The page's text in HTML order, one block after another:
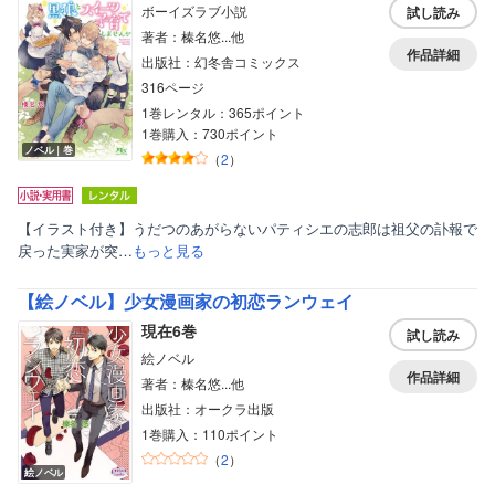
ノベル｜巻
ボーイズラブ小説
著者：榛名悠...他
出版社：幻冬舎コミックス
316ページ
1巻レンタル：365ポイント
1巻購入：730ポイント
（2）
試し読み
作品詳細
【イラスト付き】うだつのあがらないパティシエの志郎は祖父の訃報で
戻った実家が突…もっと見る
【絵ノベル】少女漫画家の初恋ランウェイ
絵ノベル
現在6巻
絵ノベル
著者：榛名悠...他
出版社：オークラ出版
1巻購入：110ポイント
（2）
試し読み
作品詳細